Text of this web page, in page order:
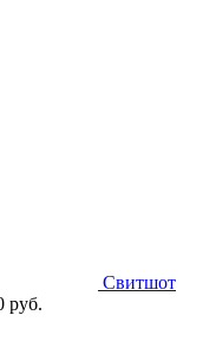
Свитшот
руб.